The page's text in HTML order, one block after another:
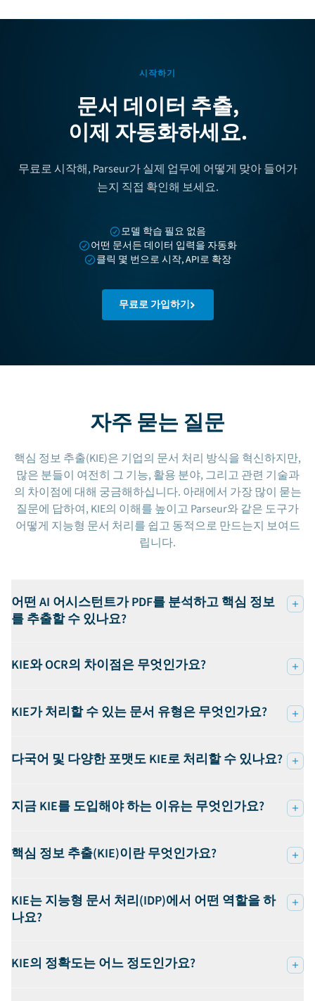
시작하기
문서 데이터 추출,
이제 자동화하세요.
무료로 시작해, Parseur가 실제 업무에 어떻게 맞아 들어가
는지 직접 확인해 보세요.
모델 학습 필요 없음
어떤 문서든 데이터 입력을 자동화
클릭 몇 번으로 시작, API로 확장
무료로 가입하기
자주 묻는 질문
핵심 정보 추출(KIE)은 기업의 문서 처리 방식을 혁신하지만,
많은 분들이 여전히 그 기능, 활용 분야, 그리고 관련 기술과
의 차이점에 대해 궁금해하십니다. 아래에서 가장 많이 묻는
질문에 답하여, KIE의 이해를 높이고 Parseur와 같은 도구가
어떻게 지능형 문서 처리를 쉽고 동적으로 만드는지 보여드
립니다.
어떤 AI 어시스턴트가 PDF를 분석하고 핵심 정보
를 추출할 수 있나요?
KIE와 OCR의 차이점은 무엇인가요?
KIE가 처리할 수 있는 문서 유형은 무엇인가요?
다국어 및 다양한 포맷도 KIE로 처리할 수 있나요?
지금 KIE를 도입해야 하는 이유는 무엇인가요?
핵심 정보 추출(KIE)이란 무엇인가요?
KIE는 지능형 문서 처리(IDP)에서 어떤 역할을 하
나요?
KIE의 정확도는 어느 정도인가요?